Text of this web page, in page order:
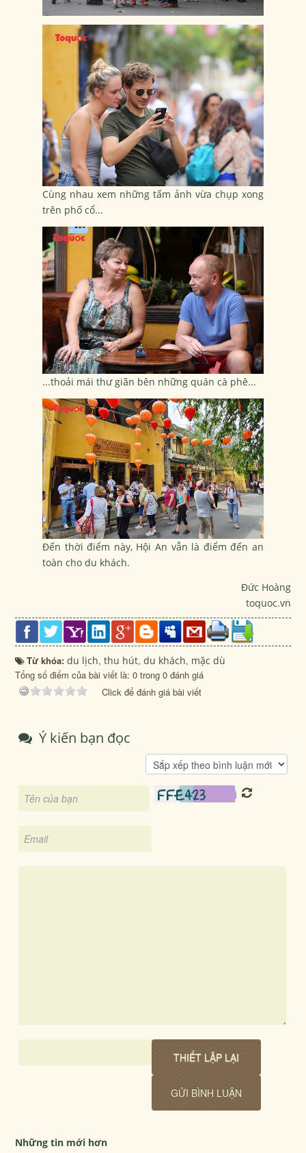
Cùng nhau xem những tấm ảnh vừa chụp xong
trên phố cổ...
...thoải mái thư giãn bên những quán cà phê...
Đến thời điểm này, Hội An vẫn là điểm đến an
toàn cho du khách.
Đức Hoàng
toquoc.vn
Từ khóa:du lịch,thu hút,du khách, mặc dù
Tổng số điểm của bài viết là: 0 trong 0 đánh giá
Click để đánh giá bài viết
Ý kiến bạn đọc
Những tin mới hơn